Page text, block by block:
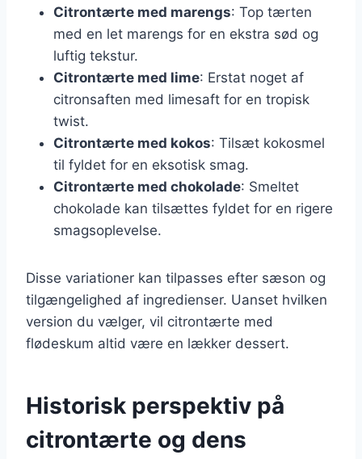
Citrontærte med marengs: Top tærten
med en let marengs for en ekstra sød og
luftig tekstur.
Citrontærte med lime: Erstat noget af
citronsaften med limesaft for en tropisk
twist.
Citrontærte med kokos: Tilsæt kokosmel
til fyldet for en eksotisk smag.
Citrontærte med chokolade: Smeltet
chokolade kan tilsættes fyldet for en rigere
smagsoplevelse.
Disse variationer kan tilpasses efter sæson og
tilgængelighed af ingredienser. Uanset hvilken
version du vælger, vil citrontærte med
flødeskum altid være en lækker dessert.
Historisk perspektiv på
citrontærte og dens